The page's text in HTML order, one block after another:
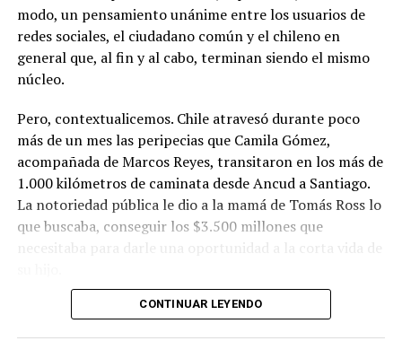
modo, un pensamiento unánime entre los usuarios de
redes sociales, el ciudadano común y el chileno en
general que, al fin y al cabo, terminan siendo el mismo
núcleo.
Pero, contextualicemos. Chile atravesó durante poco
más de un mes las peripecias que Camila Gómez,
acompañada de Marcos Reyes, transitaron en los más de
1.000 kilómetros de caminata desde Ancud a Santiago.
La notoriedad pública le dio a la mamá de Tomás Ross lo
que buscaba, conseguir los $3.500 millones que
necesitaba para darle una oportunidad a la corta vida de
La solidaridad y empatía de los chilenos en cada paso
CONTINUAR LEYENDO